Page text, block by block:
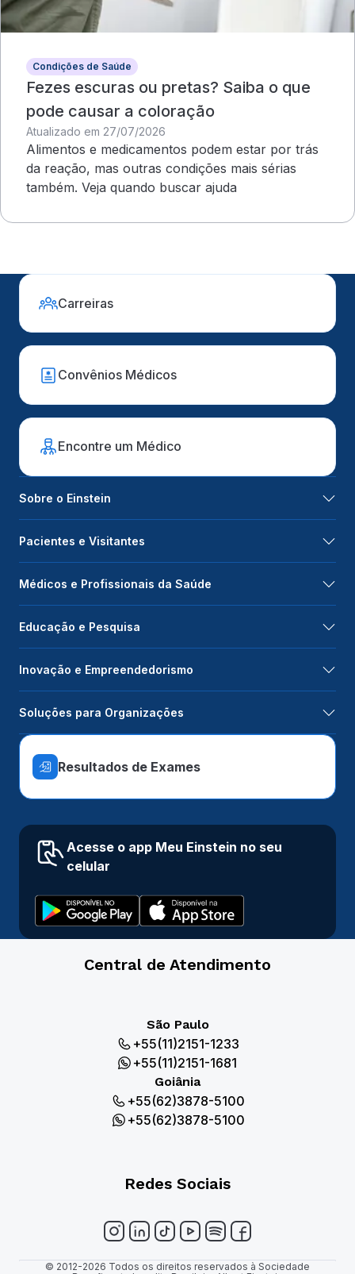
Condições de Saúde
Fezes escuras ou pretas? Saiba o que
pode causar a coloração
Atualizado em 27/07/2026
Alimentos e medicamentos podem estar por trás
da reação, mas outras condições mais sérias
também. Veja quando buscar ajuda
Carreiras
Convênios Médicos
Encontre um Médico
Sobre o Einstein
Pacientes e Visitantes
Médicos e Profissionais da Saúde
Educação e Pesquisa
Inovação e Empreendedorismo
Soluções para Organizações
Resultados de Exames
Acesse o app Meu Einstein no seu
celular
Central de Atendimento
São Paulo
+55(11)2151-1233
+55(11)2151-1681
Goiânia
+55(62)3878-5100
+55(62)3878-5100
Redes Sociais
© 2012-2026 Todos os direitos reservados à Sociedade